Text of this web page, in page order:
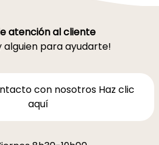
atención al cliente
alguien para ayudarte!
con nosotros Haz clic
aquí